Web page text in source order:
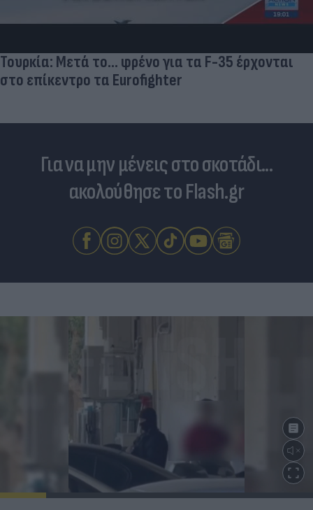
Τουρκία: Μετά το... φρένο για τα F-35 έρχονται
στο επίκεντρο τα Eurofighter
Για να μην μένεις στο σκοτάδι...
ακολούθησε το Flash.gr